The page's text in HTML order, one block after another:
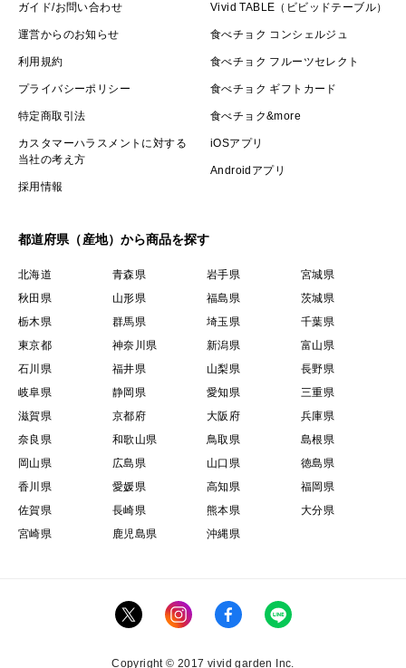
ガイド/お問い合わせ
運営からのお知らせ
利用規約
プライバシーポリシー
特定商取引法
カスタマーハラスメントに対する
当社の考え方
採用情報
Vivid TABLE（ビビッドテーブル）
食べチョク コンシェルジュ
食べチョク フルーツセレクト
食べチョク ギフトカード
食べチョク&more
iOSアプリ
Androidアプリ
都道府県（産地）から商品を探す
北海道 青森県 岩手県
宮城県
秋田県
山形県 福島県
茨城県
栃木県
群馬県 埼玉県
千葉県
東京都
神奈川県 新潟県
富山県
石川県
福井県 山梨県
長野県
岐阜県
静岡県 愛知県
三重県
滋賀県
京都府 大阪府
兵庫県
奈良県
和歌山県 鳥取県
島根県
岡山県
広島県 山口県
徳島県
香川県
愛媛県 高知県
福岡県
佐賀県
長崎県 熊本県
大分県
宮崎県
鹿児島県 沖縄県
Copyright © 2017 vivid garden Inc.